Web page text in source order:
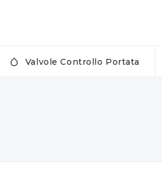
Valvole Controllo Portata